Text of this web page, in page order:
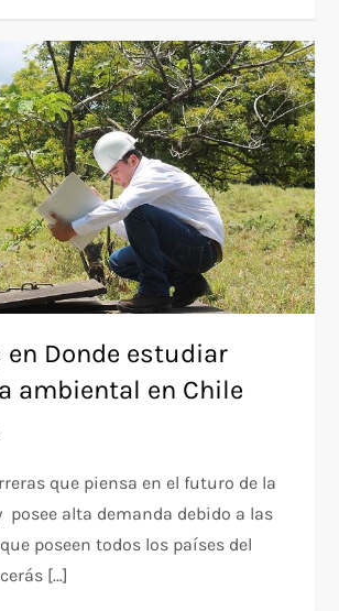
en Donde estudiar
ambiental en Chile
que piensa en el futuro de la
posee alta demanda debido a las
poseen todos los países del
[…]